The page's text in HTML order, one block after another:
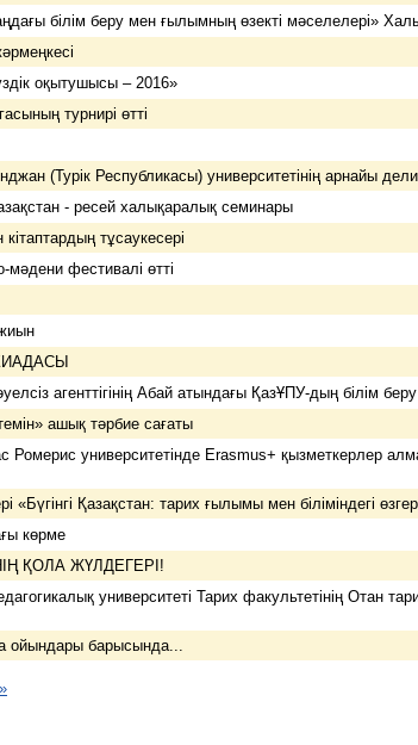
білім беру мен ғылымның өзекті мәселелері»
жәрмеңкесі
оқытушысы – 2016»
турнирі өтті
(Турік Республикасы) университетінің арнайы
- ресей халықаралық семинары
тұсаукесері
мәдени фестивалі өтті
агенттігінің Абай атындағы ҚазҰПУ-дың білім
ашық тәрбие сағаты
Ромерис университетінде Erasmus+ қызметкерлер
«Бүгінгі Қазақстан: тарих ғылымы мен біліміндегі
көрме
ҚОЛА ЖҮЛДЕГЕРІ!
университеті Тарих факультетінің Отан
ойындары барысында...